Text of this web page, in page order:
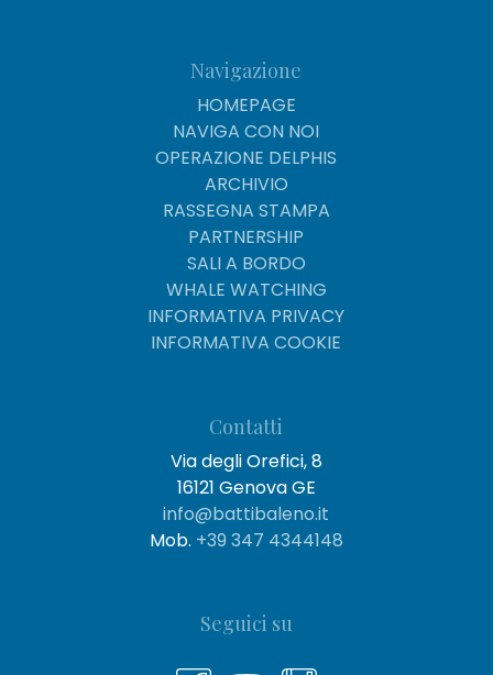
Navigazione
HOMEPAGE
NAVIGA CON NOI
OPERAZIONE DELPHIS
ARCHIVIO
RASSEGNA STAMPA
PARTNERSHIP
SALI A BORDO
WHALE WATCHING
INFORMATIVA PRIVACY
INFORMATIVA COOKIE
Contatti
Via degli Orefici, 8
16121 Genova GE
info@battibaleno.it
Mob. +39 347 4344148
Seguici su